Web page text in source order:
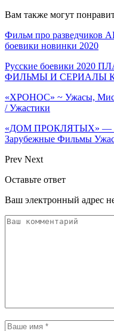
Вам также могут
Фильм про разведчиков
боевики новинки 2020
Русские боевики
ФИЛЬМЫ И СЕРИАЛЫ
«ХРОНОС» ~ Ужасы,
/ Ужастики
«ДОМ ПРОКЛЯТЫХ» —
Зарубежные Фильмы
Prev Next
Оставьте ответ
Ваш электронный адрес